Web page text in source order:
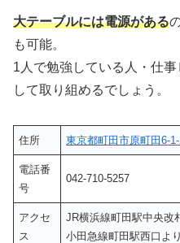
大テーブルには電源がある
も可能。
1人で勉強している人・仕
して取り組めるでしょう。
住所 東京都町田市原町田6-
電話番
号
042-710-5257
アクセ
ス
JR横浜線町田駅中央改
小田急線町田駅西口よ